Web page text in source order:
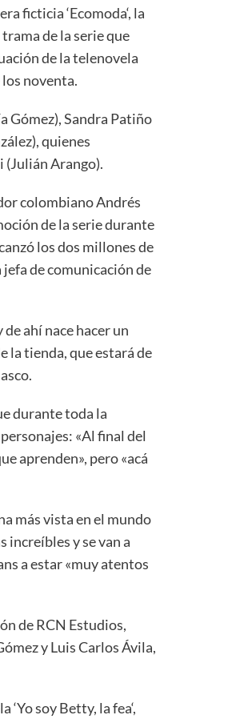
ficticia ‘Ecomoda‘, la
de la serie que
de la telenovela
los noventa.
Gómez), Sandra Patiño
quienes
(Julián Arango).
colombiano Andrés
de la serie durante
los dos millones de
de comunicación de
ahí nace hacer un
la tienda, que estará de
durante toda la
«Al final del
aprenden», pero «acá
más vista en el mundo
increíbles y se van a
a estar «muy atentos
de RCN Estudios,
y Luis Carlos Ávila,
soy Betty, la fea‘,